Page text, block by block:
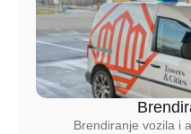
Brendiranje vozila i